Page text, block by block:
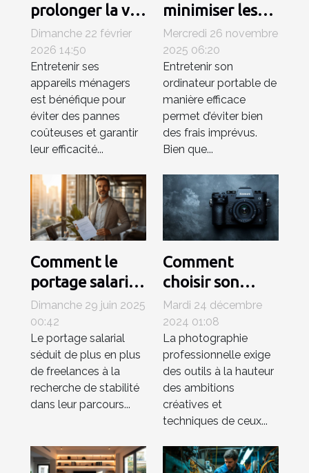
prolonger la vie
de vos appareils
ménagers ?
Dimanche 22 février
2026 14:50
Entretenir ses
appareils ménagers
est bénéfique pour
éviter des pannes
coûteuses et garantir
leur efficacité...
minimiser les
frais de
réparations
d'ordinateurs
portables
Mercredi 26 novembre
2025 06:20
Entretenir son
ordinateur portable de
manière efficace
permet d’éviter bien
des frais imprévus.
Bien que...
Comment le
portage salarial
renforce la
sécurité
professionnelle
des freelances ?
Dimanche 29 juin 2025
00:42
Le portage salarial
séduit de plus en plus
de freelances à la
recherche de stabilité
dans leur parcours...
Comment
choisir son
appareil photo
hybride pour la
photographie
professionnelle
Mardi 24 décembre
2024 01:08
La photographie
professionnelle exige
des outils à la hauteur
des ambitions
créatives et
techniques de ceux...